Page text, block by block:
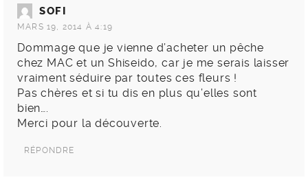
SOFI
MARS 19, 2014 À 4:19
Dommage que je vienne d’acheter un pêche
chez MAC et un Shiseido, car je me serais laisser
vraiment séduire par toutes ces fleurs !
Pas chères et si tu dis en plus qu’elles sont
bien….
Merci pour la découverte.
RÉPONDRE